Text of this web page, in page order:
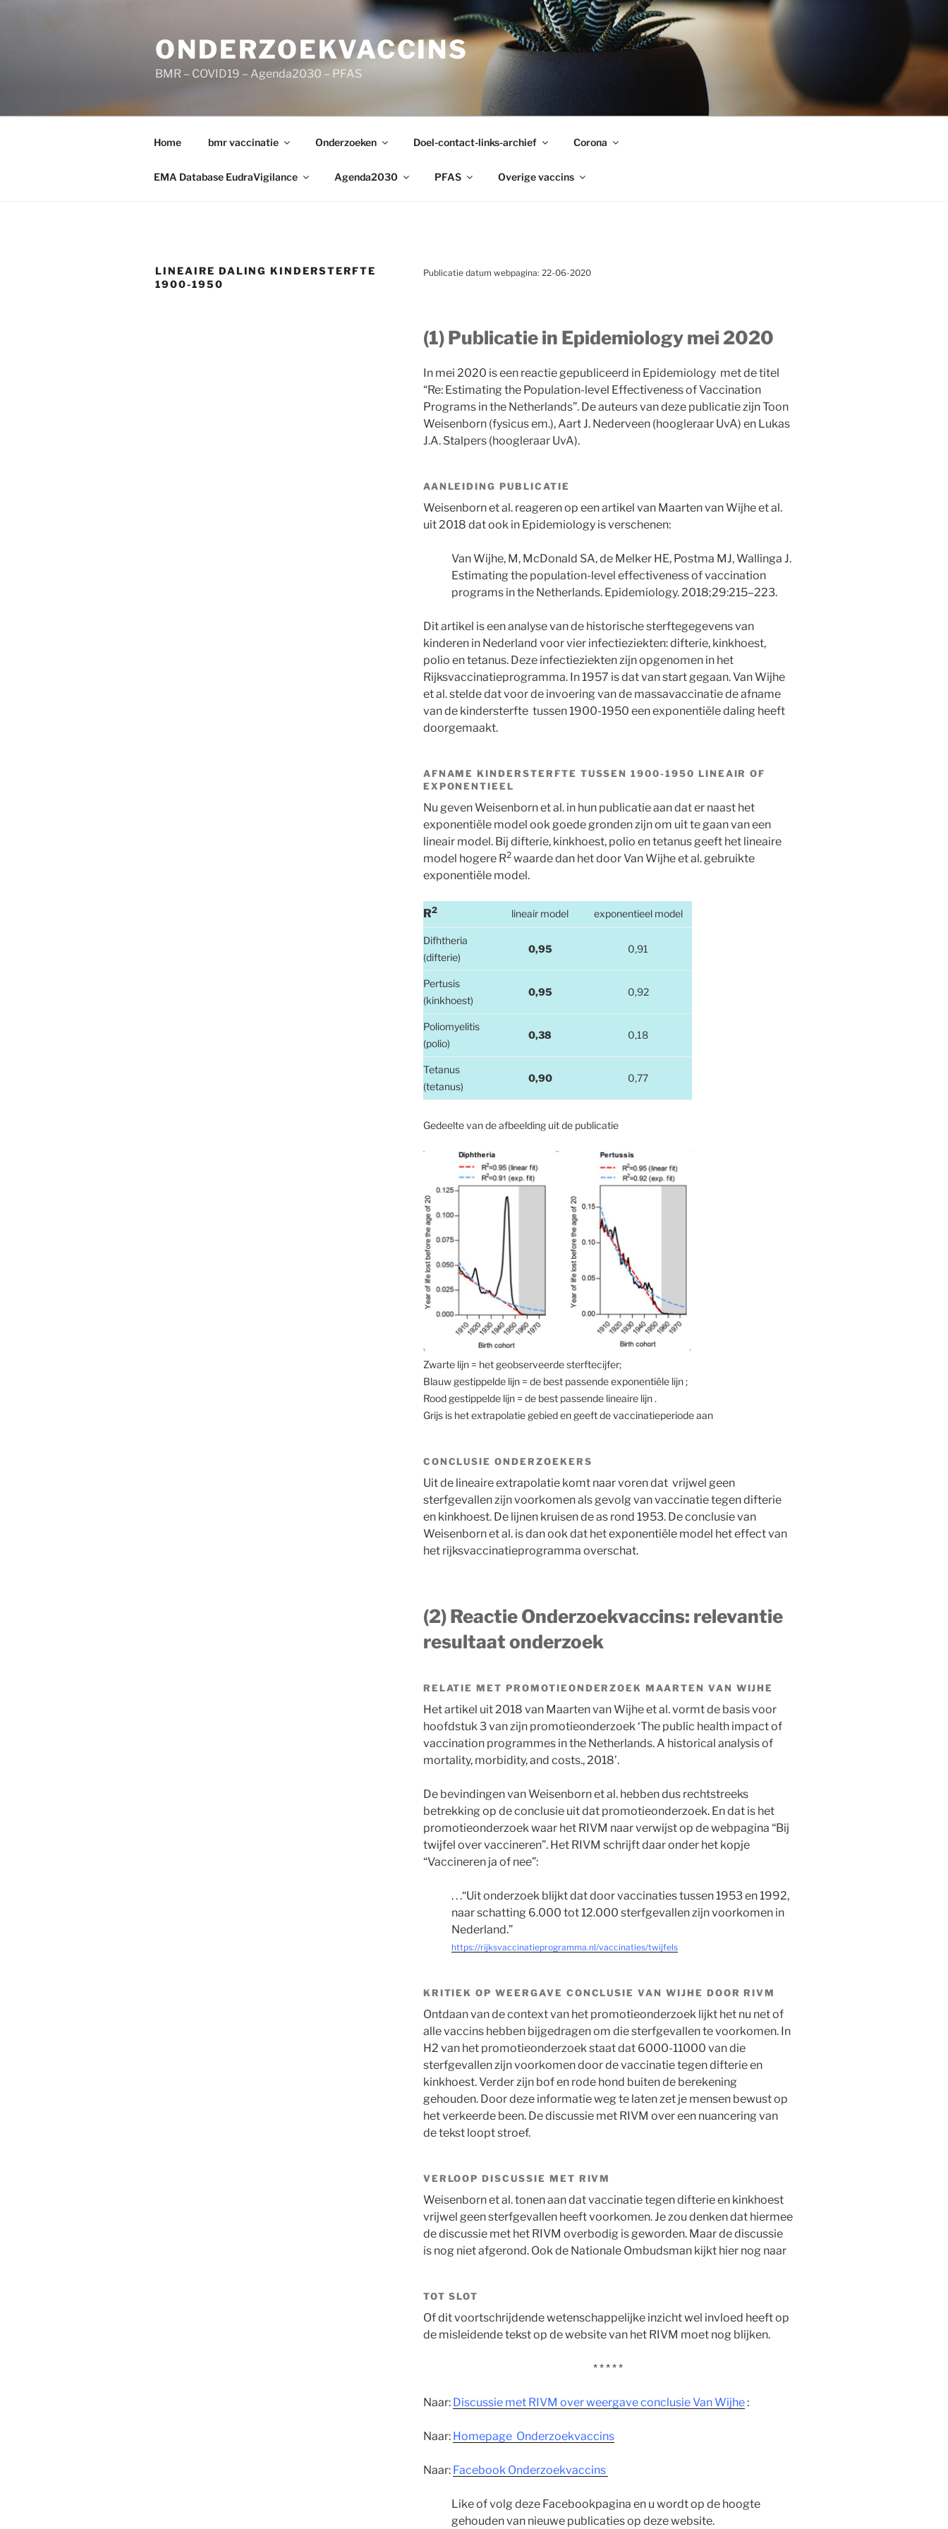
ONDERZOEKVACCINS
BMR – COVID19 – Agenda2030 – PFAS
Home bmr vaccinatie Onderzoeken Doel-contact-links-archief Corona
EMA Database EudraVigilance Agenda2030 PFAS Overige vaccins
LINEAIRE DALING KINDERSTERFTE
1900-1950
Publicatie datum webpagina: 22-06-2020
(1) Publicatie in Epidemiology mei 2020
In mei 2020 is een reactie gepubliceerd in Epidemiology met de titel
“Re: Estimating the Population-level Effectiveness of Vaccination
Programs in the Netherlands”. De auteurs van deze publicatie zijn Toon
Weisenborn (fysicus em.), Aart J. Nederveen (hoogleraar UvA) en Lukas
J.A. Stalpers (hoogleraar UvA).
AANLEIDING PUBLICATIE
Weisenborn et al. reageren op een artikel van Maarten van Wijhe et al.
uit 2018 dat ook in Epidemiology is verschenen:
Van Wijhe, M, McDonald SA, de Melker HE, Postma MJ, Wallinga J.
Estimating the population-level effectiveness of vaccination
programs in the Netherlands. Epidemiology. 2018;29:215–223.
Dit artikel is een analyse van de historische sterftegegevens van
kinderen in Nederland voor vier infectieziekten: difterie, kinkhoest,
polio en tetanus. Deze infectieziekten zijn opgenomen in het
Rijksvaccinatieprogramma. In 1957 is dat van start gegaan. Van Wijhe
et al. stelde dat voor de invoering van de massavaccinatie de afname
van de kindersterfte tussen 1900-1950 een exponentiële daling heeft
doorgemaakt.
AFNAME KINDERSTERFTE TUSSEN 1900-1950 LINEAIR OF
EXPONENTIEEL
Nu geven Weisenborn et al. in hun publicatie aan dat er naast het
exponentiële model ook goede gronden zijn om uit te gaan van een
lineair model. Bij difterie, kinkhoest, polio en tetanus geeft het lineaire
model hogere R2waarde dan het door Van Wijhe et al. gebruikte
exponentiële model.
R2 lineair model exponentieel model
Difhtheria
(difterie)
0,95 0,91
Pertusis
(kinkhoest)
0,95 0,92
Poliomyelitis
(polio)
0,38 0,18
Tetanus
(tetanus)
0,90 0,77
Gedeelte van de afbeelding uit de publicatie
Zwarte lijn = het geobserveerde sterftecijfer;
Blauw gestippelde lijn = de best passende exponentiële lijn ;
Rood gestippelde lijn = de best passende lineaire lijn .
Grijs is het extrapolatie gebied en geeft de vaccinatieperiode aan
CONCLUSIE ONDERZOEKERS
Uit de lineaire extrapolatie komt naar voren dat vrijwel geen
sterfgevallen zijn voorkomen als gevolg van vaccinatie tegen difterie
en kinkhoest. De lijnen kruisen de as rond 1953. De conclusie van
Weisenborn et al. is dan ook dat het exponentiële model het effect van
het rijksvaccinatieprogramma overschat.
(2) Reactie Onderzoekvaccins: relevantie
resultaat onderzoek
RELATIE MET PROMOTIEONDERZOEK MAARTEN VAN WIJHE
Het artikel uit 2018 van Maarten van Wijhe et al. vormt de basis voor
hoofdstuk 3 van zijn promotieonderzoek ‘The public health impact of
vaccination programmes in the Netherlands. A historical analysis of
mortality, morbidity, and costs., 2018’.
De bevindingen van Weisenborn et al. hebben dus rechtstreeks
betrekking op de conclusie uit dat promotieonderzoek. En dat is het
promotieonderzoek waar het RIVM naar verwijst op de webpagina “Bij
twijfel over vaccineren”. Het RIVM schrijft daar onder het kopje
“Vaccineren ja of nee”:
. . .“Uit onderzoek blijkt dat door vaccinaties tussen 1953 en 1992,
naar schatting 6.000 tot 12.000 sterfgevallen zijn voorkomen in
Nederland.”
https://rijksvaccinatieprogramma.nl/vaccinaties/twijfels
KRITIEK OP WEERGAVE CONCLUSIE VAN WIJHE DOOR RIVM
Ontdaan van de context van het promotieonderzoek lijkt het nu net of
alle vaccins hebben bijgedragen om die sterfgevallen te voorkomen. In
H2 van het promotieonderzoek staat dat 6000-11000 van die
sterfgevallen zijn voorkomen door de vaccinatie tegen difterie en
kinkhoest. Verder zijn bof en rode hond buiten de berekening
gehouden. Door deze informatie weg te laten zet je mensen bewust op
het verkeerde been. De discussie met RIVM over een nuancering van
de tekst loopt stroef.
VERLOOP DISCUSSIE MET RIVM
Weisenborn et al. tonen aan dat vaccinatie tegen difterie en kinkhoest
vrijwel geen sterfgevallen heeft voorkomen. Je zou denken dat hiermee
de discussie met het RIVM overbodig is geworden. Maar de discussie
is nog niet afgerond. Ook de Nationale Ombudsman kijkt hier nog naar
TOT SLOT
Of dit voortschrijdende wetenschappelijke inzicht wel invloed heeft op
de misleidende tekst op de website van het RIVM moet nog blijken.
* * * * *
Naar: Discussie met RIVM over weergave conclusie Van Wijhe:
Naar: Homepage Onderzoekvaccins
Naar: Facebook Onderzoekvaccins
Like of volg deze Facebookpagina en u wordt op de hoogte
gehouden van nieuwe publicaties op deze website.